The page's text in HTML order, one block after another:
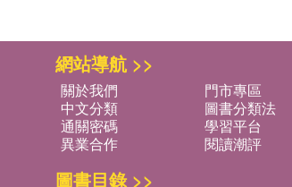
網站導航 >>
關於我們 門市專區
中文分類
圖書分類法
通關密碼
學習平台
異業合作
閱讀潮評
圖書目錄 >>